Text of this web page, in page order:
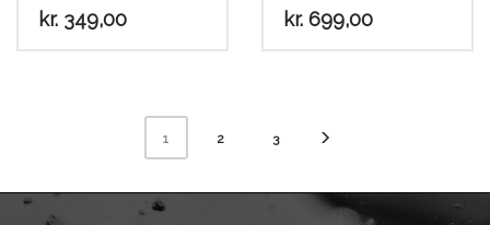
kr. 349,00 kr. 699,00
1 2 3